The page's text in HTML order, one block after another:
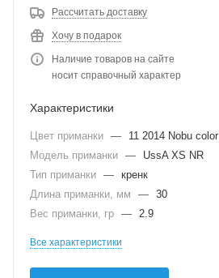
Рассчитать доставку
Хочу в подарок
Наличие товаров на сайте
носит справочный характер
Характеристики
Цвет приманки —
11 2014 Nobu color
Модель приманки —
UssA XS NR
Тип приманки — кренк
Длина приманки, мм
— 30
Вес приманки, гр — 2.9
Все характеристики